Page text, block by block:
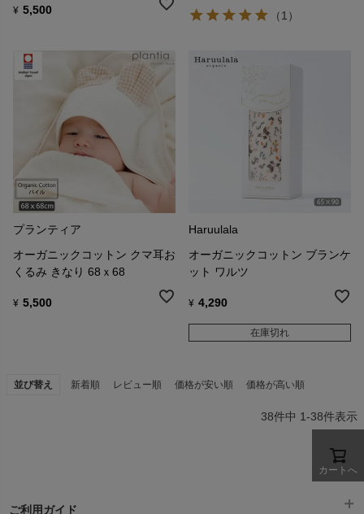
¥ 5,500
（1）
プランティア
オーガニックコットン クマ耳お
くるみ きなり 68ｘ68
¥ 5,500
Haruulala
オーガニックコットン ブランケ
ット ワルツ
¥ 4,290
在庫切れ
並び替え 新着順 レビュー順 価格が安い順 価格が高い順
38件中 1-38件表示
カートへ
ご利用ガイド